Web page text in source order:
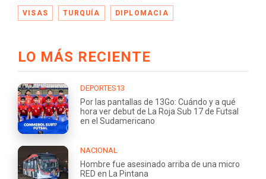
VISAS TURQUÍA DIPLOMACIA
LO MÁS RECIENTE
DEPORTES13
Por las pantallas de 13Go: Cuándo y a qué
hora ver debut de La Roja Sub 17 de Futsal
en el Sudamericano
NACIONAL
Hombre fue asesinado arriba de una micro
RED en La Pintana